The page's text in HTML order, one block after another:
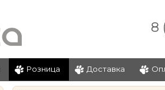
8
Розница Доставка